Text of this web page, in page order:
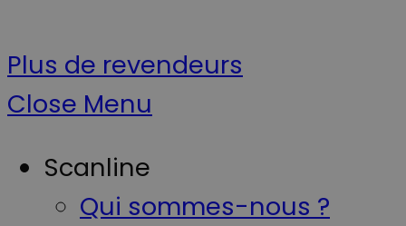
Plus de revendeurs
Close Menu
Scanline
Qui sommes-nous ?